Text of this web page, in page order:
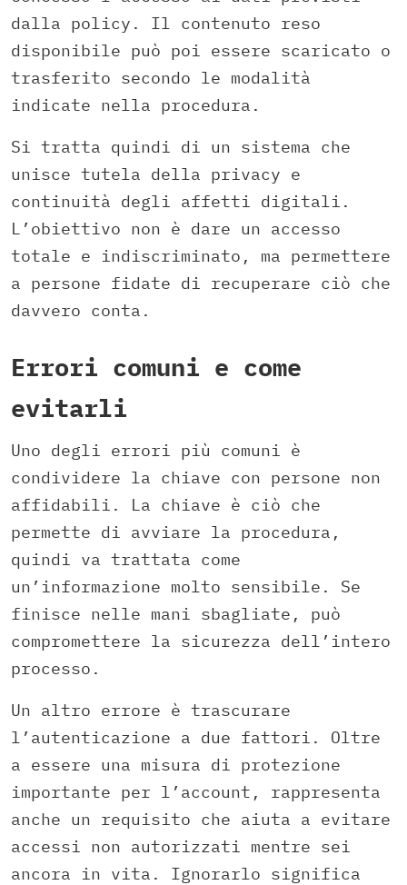
dalla policy. Il contenuto reso
disponibile può poi essere scaricato o
trasferito secondo le modalità
indicate nella procedura.
Si tratta quindi di un sistema che
unisce tutela della privacy e
continuità degli affetti digitali.
L’obiettivo non è dare un accesso
totale e indiscriminato, ma permettere
a persone fidate di recuperare ciò che
davvero conta.
Errori comuni e come
evitarli
Uno degli errori più comuni è
condividere la chiave con persone non
affidabili. La chiave è ciò che
permette di avviare la procedura,
quindi va trattata come
un’informazione molto sensibile. Se
finisce nelle mani sbagliate, può
compromettere la sicurezza dell’intero
processo.
Un altro errore è trascurare
l’autenticazione a due fattori. Oltre
a essere una misura di protezione
importante per l’account, rappresenta
anche un requisito che aiuta a evitare
accessi non autorizzati mentre sei
ancora in vita. Ignorarlo significa